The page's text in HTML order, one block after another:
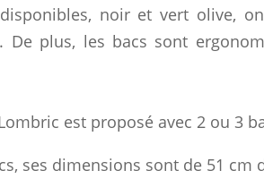
noir et vert olive,
De plus, les bacs sont
est proposé avec 2 ou 3
ses dimensions sont de 51